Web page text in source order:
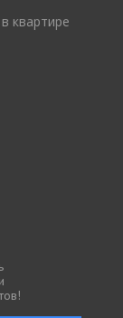
квартире